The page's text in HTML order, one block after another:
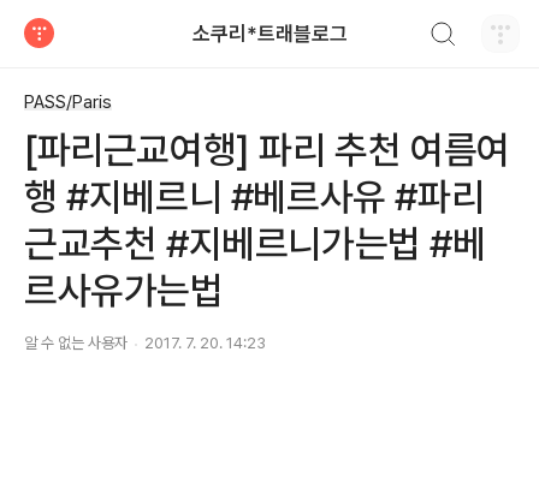
소쿠리*트래블로그
PASS/Paris
[파리근교여행] 파리 추천 여름여
행 #지베르니 #베르사유 #파리
근교추천 #지베르니가는법 #베
르사유가는법
알 수 없는 사용자 2017. 7. 20. 14:23